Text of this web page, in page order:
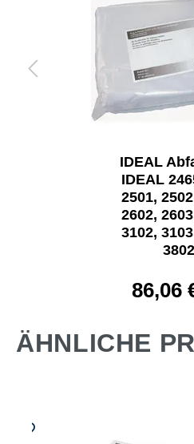
IDEAL
IDEAL
2501,
2602,
3102,
3802
86,06
ÄHNLICHE